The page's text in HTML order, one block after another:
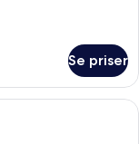
Se priser
seng med